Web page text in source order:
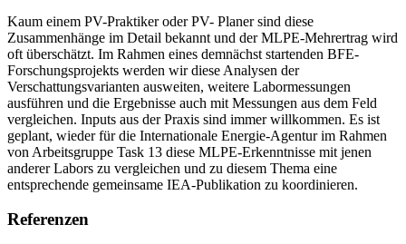
Kaum einem PV-Praktiker oder PV- Planer sind diese
Zusammenhänge im Detail bekannt und der MLPE-Mehrertrag wird
oft überschätzt. Im Rahmen eines demnächst startenden BFE-
Forschungsprojekts werden wir diese Analysen der
Verschattungsvarianten ausweiten, weitere Labormessungen
ausführen und die Ergebnisse auch mit Messungen aus dem Feld
vergleichen. Inputs aus der Praxis sind immer willkommen. Es ist
geplant, wieder für die Internationale Energie-Agentur im Rahmen
von Arbeitsgruppe Task 13 diese MLPE-Erkenntnisse mit jenen
anderer Labors zu vergleichen und zu diesem Thema eine
entsprechende gemeinsame IEA-Publikation zu koordinieren.
Referenzen